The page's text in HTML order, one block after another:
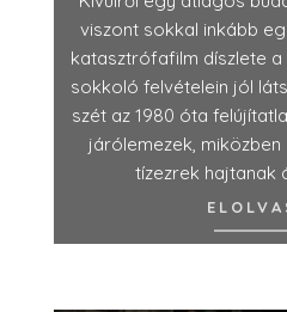
viszont sokkal inkább
katasztrófafilm díszlete a
sokkoló felvételein jól
szét az 1980 óta
járólemezek,
tízezrek hajtanak